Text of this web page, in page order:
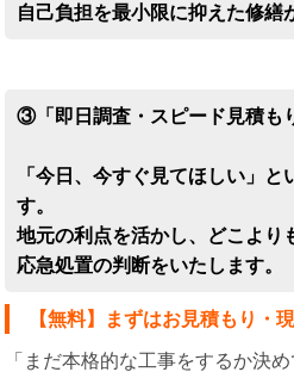
自己負担を最小限に抑えた修繕
③「即日調査・スピード見積も
「今日、今すぐ見てほしい」
す。
地元の利点を活かし、どこより
応急処置の判断をいたします。
【無料】まずはお見積もり・
「まだ本格的な工事をするか決め